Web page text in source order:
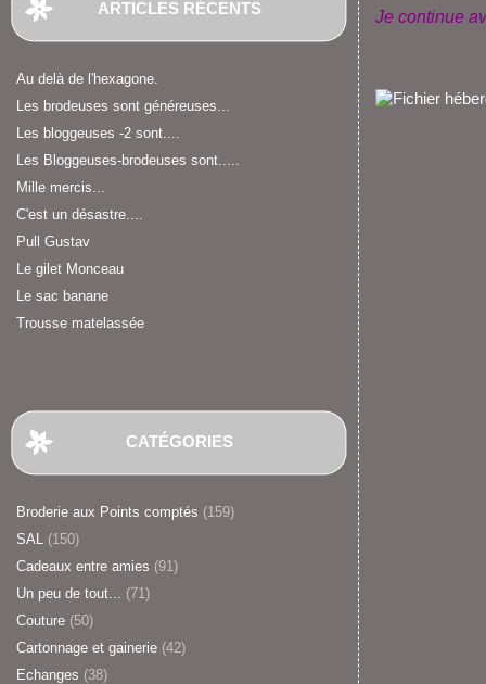
ARTICLES RÉCENTS
Au delà de l'hexagone.
Les brodeuses sont généreuses...
Les bloggeuses -2 sont....
Les Bloggeuses-brodeuses sont.....
Mille mercis...
C'est un désastre....
Pull Gustav
Le gilet Monceau
Le sac banane
Trousse matelassée
CATÉGORIES
Broderie aux Points comptés (159)
SAL (150)
Cadeaux entre amies (91)
Un peu de tout... (71)
Couture (50)
Cartonnage et gainerie (42)
Echanges (38)
Je continue